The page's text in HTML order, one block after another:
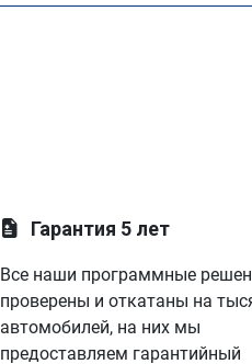
Гарантия 5 лет
Все наши программные
проверены и откатаны на
автомобилей, на них мы
предоставляем гарантийный